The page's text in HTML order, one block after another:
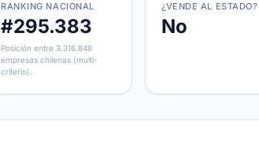
RANKING NACIONAL
#295.383
Posición entre 3.316.848
empresas chilenas (multi-
criterio).
¿VENDE AL ESTADO?
No